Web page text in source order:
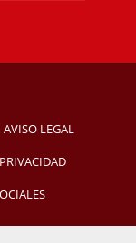
AVISO LEGAL